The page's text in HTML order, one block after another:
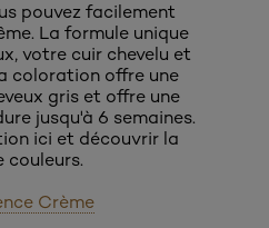
pouvez facilement
La formule unique
votre cuir chevelu et
coloration offre une
gris et offre une
jusqu'à 6 semaines.
ici et découvrir la
couleurs.
Crème